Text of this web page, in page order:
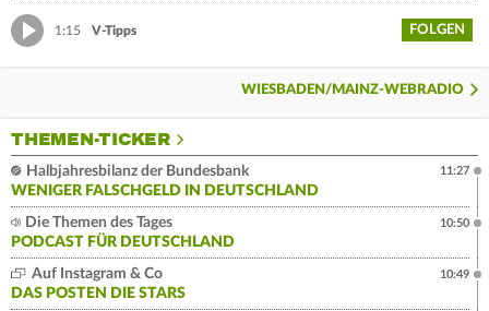
1:15 V-Tipps FOLGEN
WIESBADEN/MAINZ-WEBRADIO
THEMEN-TICKER
Halbjahresbilanz der Bundesbank
WENIGER FALSCHGELD IN DEUTSCHLAND
11:27
Die Themen des Tages
PODCAST FÜR DEUTSCHLAND
10:50
Auf Instagram & Co
DAS POSTEN DIE STARS
10:49